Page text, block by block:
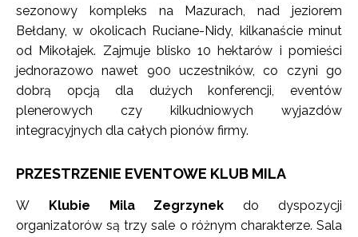
sezonowy kompleks na Mazurach, nad jeziorem
Bełdany, w okolicach Ruciane-Nidy, kilkanaście minut
od Mikołajek. Zajmuje blisko 10 hektarów i pomieści
jednorazowo nawet 900 uczestników, co czyni go
dobrą opcją dla dużych konferencji, eventów
plenerowych czy kilkudniowych wyjazdów
integracyjnych dla całych pionów firmy.
PRZESTRZENIE EVENTOWE KLUB MILA
W Klubie Mila Zegrzynekdo dyspozycji
organizatorów są trzy sale o różnym charakterze. Sala